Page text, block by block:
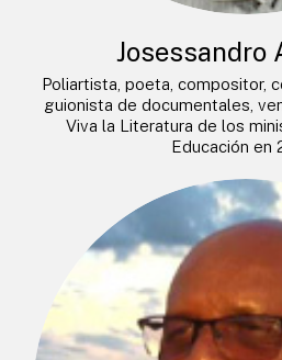
Josessandro
Poliartista, poeta, compositor,
guionista de documentales,
Viva la Literatura de los
Educación en